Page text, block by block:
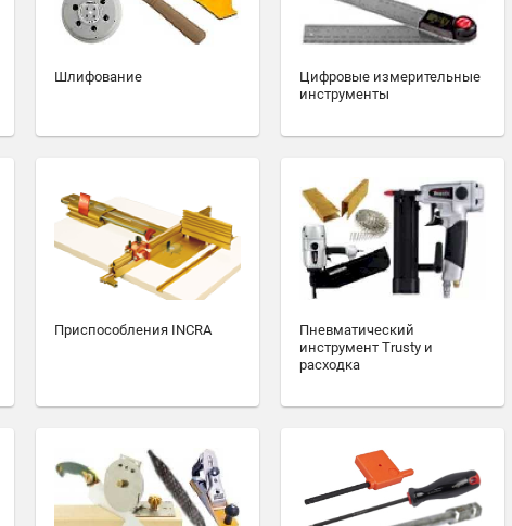
Шлифование
Цифровые измерительные
инструменты
Приспособления INCRA
Пневматический
инструмент Trusty и
расходка